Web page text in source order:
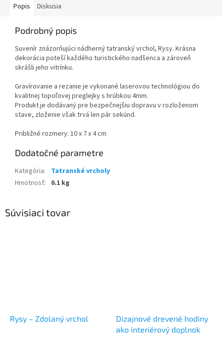
Popis Diskusia
Podrobný popis
Suvenír znázorňujúci nádherný tatranský vrchol, Rysy. Krásna
dekorácia poteší každého turistického nadšenca a zároveň
skrášli jeho vitrínku.
Gravírovanie a rezanie je vykonané laserovou technológiou do
kvalitnej topoľovej preglejky s hrúbkou 4mm.
Produkt je dodávaný pre bezpečnejšiu dopravu v rozloženom
stave, zloženie však trvá len pár sekúnd.
Približné rozmery: 10 x 7 x 4 cm
Dodatočné parametre
Kategória:
Tatranské vrcholy
Hmotnosť: 0.1 kg
Súvisiaci tovar
Rysy – Zdolaný vrchol
Dizajnové drevené hodiny
ako interiérový doplnok